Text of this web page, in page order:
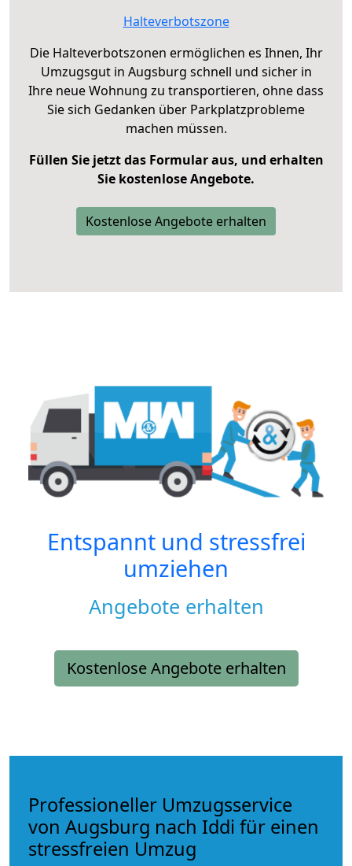
Halteverbotszone
Die Halteverbotszonen ermöglichen es Ihnen, Ihr
Umzugsgut in Augsburg schnell und sicher in
Ihre neue Wohnung zu transportieren, ohne dass
Sie sich Gedanken über Parkplatzprobleme
machen müssen.
Füllen Sie jetzt das Formular aus, und erhalten
Sie kostenlose Angebote.
Kostenlose Angebote erhalten
Entspannt und stressfrei
umziehen
Angebote erhalten
Kostenlose Angebote erhalten
Professioneller Umzugsservice
von Augsburg nach Iddi für einen
stressfreien Umzug